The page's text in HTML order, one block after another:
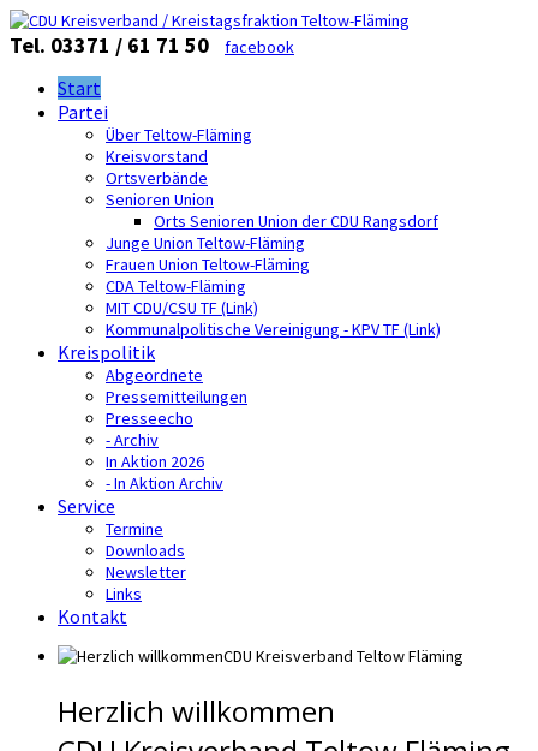
Tel. 03371 / 61 71 50 facebook
Start
Partei
Über Teltow-Fläming
Kreisvorstand
Ortsverbände
Senioren Union
Orts Senioren Union der CDU Rangsdorf
Junge Union Teltow-Fläming
Frauen Union Teltow-Fläming
CDA Teltow-Fläming
MIT CDU/CSU TF (Link)
Kommunalpolitische Vereinigung - KPV TF (Link)
Kreispolitik
Abgeordnete
Pressemitteilungen
Presseecho
- Archiv
In Aktion 2026
- In Aktion Archiv
Service
Termine
Downloads
Newsletter
Links
Kontakt
Herzlich willkommen